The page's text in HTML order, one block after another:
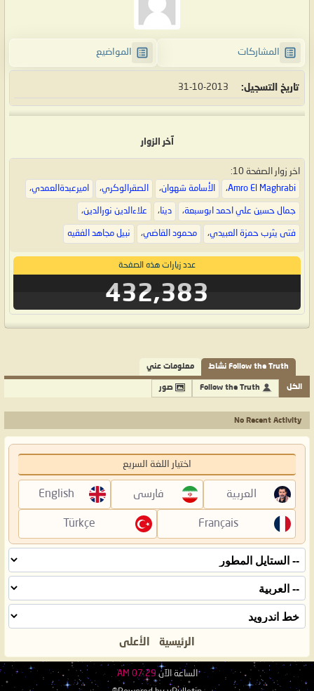
المشاركات المواضيع
تاريخ التسجيل 31-10-2013
آخر الزوار
اخر زوار الصفحة 10:
Amro El Maghrabi، الأسامة شهوان، الصقرالوكري، اميرعبدةالعمدي،
جمال حسين علي احمد ابوسبعة، دينا، علاءالدين نورالدين،
فتى يثرب حمزة العبيدي، محمود القاضي، نبيل مجاهد الفقيه
عدد زيارات هذه الصفحة
432,383
Follow the Truth نشاط معلومات عني
الكل Follow the Truth صور
No Recent Activity
اختيار اللغة السريع
العربية فارسی English
Français
Türkçe
الرئيسية الأعلى
الساعة الآن 07:29 AM